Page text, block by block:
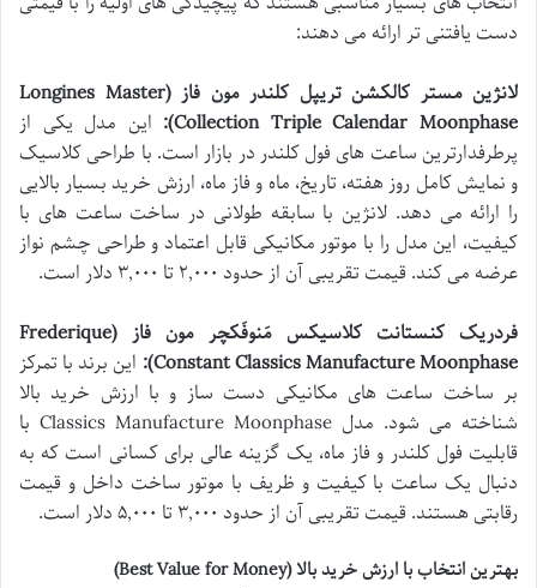
دست یافتنی تر ارائه می دهند:
لانژین مستر کالکشن تریپل کلندر مون فاز (Longines Master
Collection Triple Calendar Moonphase):
این مدل یکی از
پرطرفدارترین ساعت های فول کلندر در بازار است. با طراحی کلاسیک
و نمایش کامل روز هفته، تاریخ، ماه و فاز ماه، ارزش خرید بسیار بالایی
را ارائه می دهد. لانژین با سابقه طولانی در ساخت ساعت های با
کیفیت، این مدل را با موتور مکانیکی قابل اعتماد و طراحی چشم نواز
عرضه می کند. قیمت تقریبی آن از حدود ۲,۰۰۰ تا ۳,۰۰۰ دلار است.
فردریک کنستانت کلاسیکس مَنوفَکچر مون فاز (Frederique
Constant Classics Manufacture Moonphase): این برند با تمرکز
بر ساخت ساعت های مکانیکی دست ساز و با ارزش خرید بالا
شناخته می شود. مدل Classics Manufacture Moonphase با
قابلیت فول کلندر و فاز ماه، یک گزینه عالی برای کسانی است که به
دنبال یک ساعت با کیفیت و ظریف با موتور ساخت داخل و قیمت
رقابتی هستند. قیمت تقریبی آن از حدود ۳,۰۰۰ تا ۵,۰۰۰ دلار است.
بهترین انتخاب با ارزش خرید بالا (Best Value for Money)